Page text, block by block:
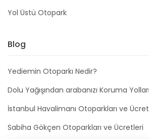
Yol Üstü Otopark
Blog
Yediemin Otoparkı Nedir?
Dolu Yağışından arabanızı Koruma Yolları
İstanbul Havalimanı Otoparkları ve
Sabiha Gökçen Otoparkları ve Ücretleri